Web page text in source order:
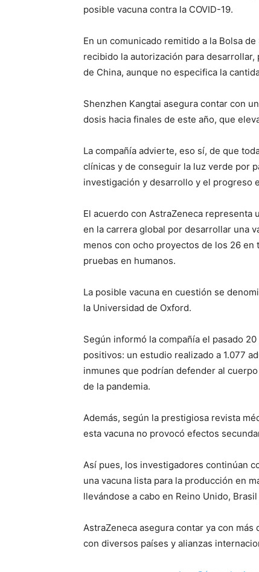
posible vacuna contra la COVID-19.
En un comunicado remitido a la Bolsa
recibido la autorización para
de China, aunque no especifica la
Shenzhen Kangtai asegura contar con
dosis hacia finales de este año, que
La compañía advierte, eso sí, de que
clínicas y de conseguir la luz verde por
investigación y desarrollo y el progreso
El acuerdo con AstraZeneca representa
en la carrera global por desarrollar una
menos con ocho proyectos de los 26
pruebas en humanos.
La posible vacuna en cuestión se
la Universidad de Oxford.
Según informó la compañía el pasado
positivos: un estudio realizado a 1.077
inmunes que podrían defender al
de la pandemia.
Además, según la prestigiosa revista
esta vacuna no provocó efectos
Así pues, los investigadores continúan
una vacuna lista para la producción en
llevándose a cabo en Reino Unido,
AstraZeneca asegura contar ya con
con diversos países y alianzas